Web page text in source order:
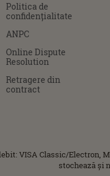
Politica de
confidențialitate
ANPC
Online Dispute
Resolution
Retragere din
contract
VISA Classic/Electron,
stochează și